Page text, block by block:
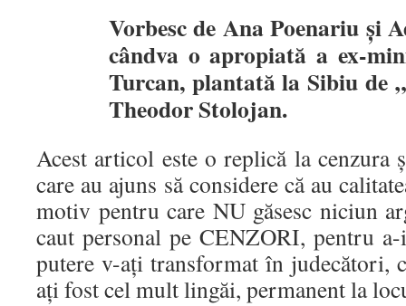
Vorbesc de Ana Poenariu și
cândva o apropiată a ex-
Turcan, plantată la Sibiu de
Theodor Stolojan.
Acest articol este o replică la cenzura
care au ajuns să considere că au
motiv pentru care NU găsesc niciun
caut personal pe CENZORI, pentru
putere v-ați transformat în judecători,
ați fost cel mult lingăi, permanent la